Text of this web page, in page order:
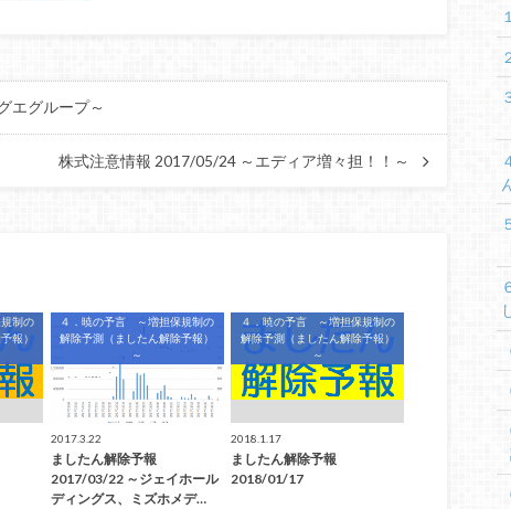
エグループ～
株式注意情報 2017/05/24 ～エディア増々担！！～
制の
報）
４．暁の予言 ～増担保規制の
解除予測（ましたん解除予報）
～
2017.3.22
ましたん解除予報
2017/03/22 ～ジェイホール
ディングス、ミズホメデ…
４．暁の予言 ～増担保規制の
解除予測（ましたん解除予報）
～
2018.1.17
ましたん解除予報
2018/01/17